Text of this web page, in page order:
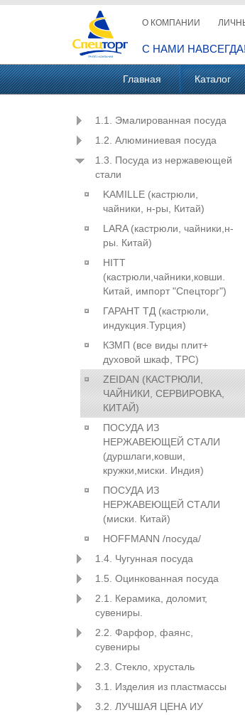
О КОМПАНИИ
С НАМИ НАВСЕГДА!
Главная Каталог
1.1. Эмалированная посуда
1.2. Алюминиевая посуда
1.3. Посуда из нержавеющей
стали
KAMILLE (кастрюли,
чайники, н-ры, Китай)
LARA (кастрюли, чайники,н-
ры. Китай)
HITT
(кастрюли,чайники,ковши.
Китай, импорт "Спецторг")
ГАРАНТ ТД (кастрюли,
индукция.Турция)
КЗМП (все виды плит+
духовой шкаф, ТРС)
ZEIDAN (КАСТРЮЛИ,
ЧАЙНИКИ, СЕРВИРОВКА,
КИТАЙ)
ПОСУДА ИЗ
НЕРЖАВЕЮЩЕЙ СТАЛИ
(дуршлаги,ковши,
кружки,миски. Индия)
ПОСУДА ИЗ
НЕРЖАВЕЮЩЕЙ СТАЛИ
(миски. Китай)
HOFFMANN /посуда/
1.4. Чугунная посуда
1.5. Оцинкованная посуда
2.1. Керамика, доломит,
сувениры.
2.2. Фарфор, фаянс,
сувениры
2.3. Стекло, хрусталь
3.1. Изделия из пластмассы
3.2. ЛУЧШАЯ ЦЕНА ИУ